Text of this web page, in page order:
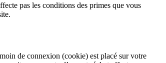
pas les conditions des primes que vous
de connexion (cookie) est placé sur votre